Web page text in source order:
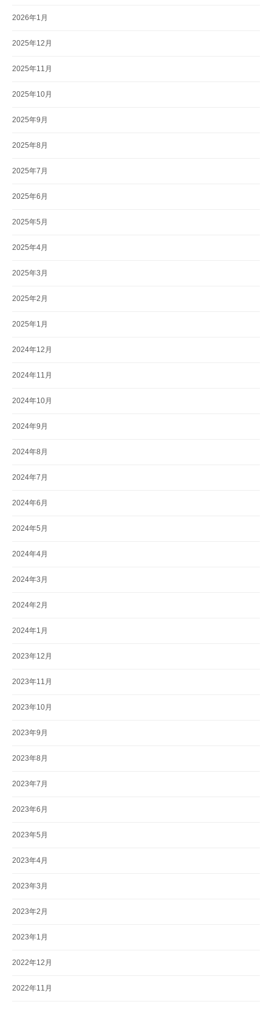
2026年1月
2025年12月
2025年11月
2025年10月
2025年9月
2025年8月
2025年7月
2025年6月
2025年5月
2025年4月
2025年3月
2025年2月
2025年1月
2024年12月
2024年11月
2024年10月
2024年9月
2024年8月
2024年7月
2024年6月
2024年5月
2024年4月
2024年3月
2024年2月
2024年1月
2023年12月
2023年11月
2023年10月
2023年9月
2023年8月
2023年7月
2023年6月
2023年5月
2023年4月
2023年3月
2023年2月
2023年1月
2022年12月
2022年11月